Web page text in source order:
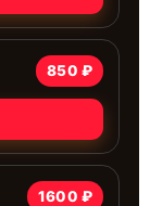
850 ₽
1600 ₽